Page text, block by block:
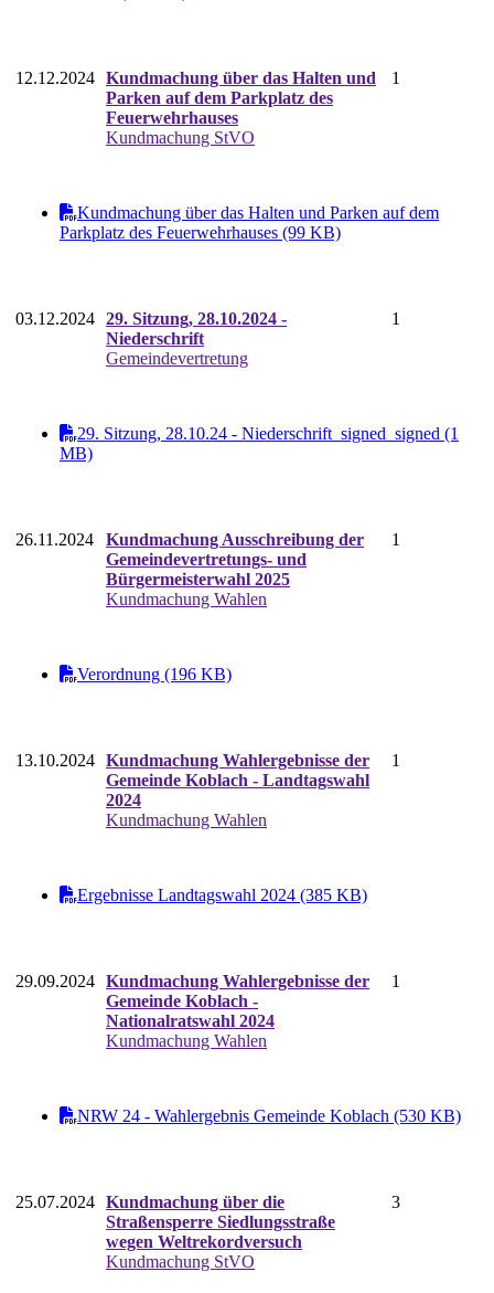
12.12.2024 Kundmachung über das Halten und
Parken auf dem Parkplatz des
Feuerwehrhauses
Kundmachung StVO
1
Kundmachung über das Halten und Parken auf dem
Parkplatz des Feuerwehrhauses (99 KB)
03.12.2024 29. Sitzung, 28.10.2024 -
Niederschrift
Gemeindevertretung
1
29. Sitzung, 28.10.24 - Niederschrift_signed_signed (1
MB)
26.11.2024
Kundmachung Ausschreibung der
Gemeindevertretungs- und
Bürgermeisterwahl 2025
Kundmachung Wahlen
1
Verordnung (196 KB)
13.10.2024 Kundmachung Wahlergebnisse der
Gemeinde Koblach - Landtagswahl
2024
Kundmachung Wahlen
1
Ergebnisse Landtagswahl 2024 (385 KB)
29.09.2024 Kundmachung Wahlergebnisse der
Gemeinde Koblach -
Nationalratswahl 2024
Kundmachung Wahlen
1
NRW 24 - Wahlergebnis Gemeinde Koblach (530 KB)
25.07.2024 Kundmachung über die
Straßensperre Siedlungsstraße
wegen Weltrekordversuch
Kundmachung StVO
3